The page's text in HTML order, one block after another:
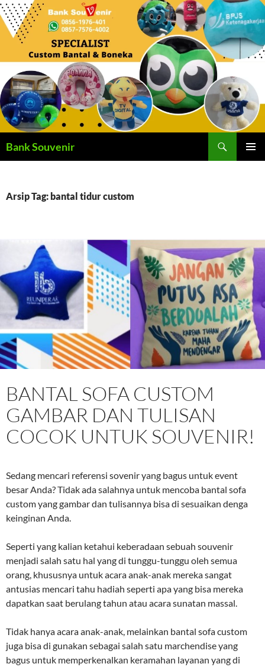
Langsung
ke
Bank Souvenir
Arsip Tag: bantal tidur custom
BANTAL SOFA CUSTOM
GAMBAR DAN TULISAN
COCOK UNTUK SOUVENIR!
Sedang mencari referensi sovenir yang bagus untuk event
besar Anda? Tidak ada salahnya untuk mencoba bantal sofa
custom yang gambar dan tulisannya bisa di sesuaikan denga
keinginan Anda.
Seperti yang kalian ketahui keberadaan sebuah souvenir
menjadi salah satu hal yang di tunggu-tunggu oleh semua
orang, khususnya untuk acara anak-anak mereka sangat
antusias mencari tahu hadiah seperti apa yang bisa mereka
dapatkan saat berulang tahun atau acara sunatan massal.
Tidak hanya acara anak-anak, melainkan bantal sofa custom
juga bisa di gunakan sebagai salah satu marchendise yang
bagus untuk memperkenalkan keramahan layanan yang di